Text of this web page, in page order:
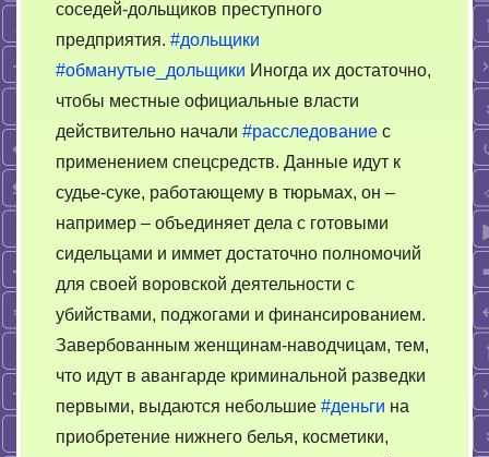
соседей-дольщиков преступного
предприятия. #дольщики
#обманутые_дольщики Иногда их достаточно,
чтобы местные официальные власти
действительно начали #расследование с
применением спецсредств. Данные идут к
судье-суке, работающему в тюрьмах, он –
например – объединяет дела с готовыми
сидельцами и иммет достаточно полномочий
для своей воровской деятельности с
убийствами, поджогами и финансированием.
Завербованным женщинам-наводчицам, тем,
что идут в авангарде криминальной разведки
первыми, выдаются небольшие #деньги на
приобретение нижнего белья, коcметики,